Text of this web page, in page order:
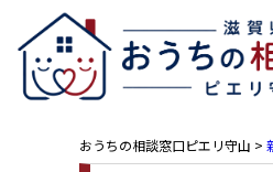
おうちの相談窓口ピエリ守山 >